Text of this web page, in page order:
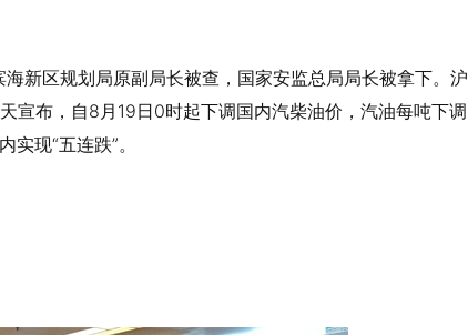
区规划局原副局长被查，国家安监总局局长被拿下。沪
宣布，自8月19日0时起下调国内汽柴油价，汽油每吨下调
现“五连跌”。